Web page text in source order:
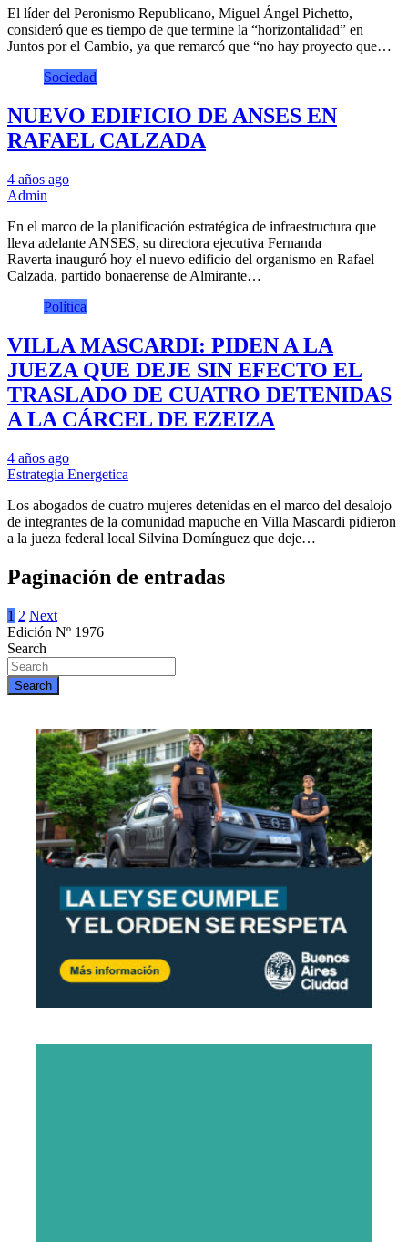
El líder del Peronismo Republicano, Miguel Ángel Pichetto,
consideró que es tiempo de que termine la “horizontalidad” en
Juntos por el Cambio, ya que remarcó que “no hay proyecto que…
Sociedad
NUEVO EDIFICIO DE ANSES EN
RAFAEL CALZADA
4 años ago
Admin
En el marco de la planificación estratégica de infraestructura que
lleva adelante ANSES, su directora ejecutiva Fernanda
Raverta inauguró hoy el nuevo edificio del organismo en Rafael
Calzada, partido bonaerense de Almirante…
Política
VILLA MASCARDI: PIDEN A LA
JUEZA QUE DEJE SIN EFECTO EL
TRASLADO DE CUATRO DETENIDAS
A LA CÁRCEL DE EZEIZA
4 años ago
Estrategia Energetica
Los abogados de cuatro mujeres detenidas en el marco del desalojo
de integrantes de la comunidad mapuche en Villa Mascardi pidieron
a la jueza federal local Silvina Domínguez que deje…
Paginación de entradas
1 2 Next
Edición Nº 1976
Search
Search